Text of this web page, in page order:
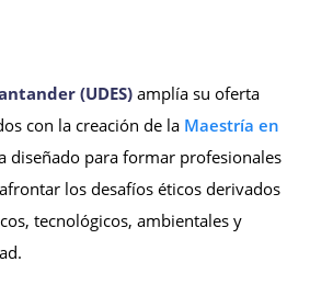
(UDES) amplía su oferta
con la creación de la Maestría en
diseñado para formar profesionales
los desafíos éticos derivados
tecnológicos, ambientales y